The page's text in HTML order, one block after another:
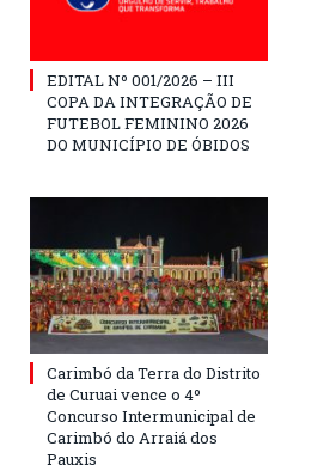
EDITAL Nº 001/2026 – III
COPA DA INTEGRAÇÃO DE
FUTEBOL FEMININO 2026
DO MUNICÍPIO DE ÓBIDOS
Carimbó da Terra do Distrito
de Curuai vence o 4º
Concurso Intermunicipal de
Carimbó do Arraiá dos
Pauxis